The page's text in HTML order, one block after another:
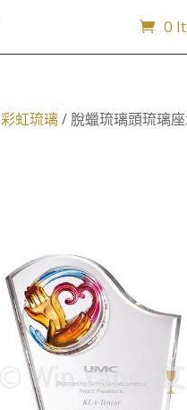
0
彩虹琉璃/ 脫蠟琉璃頭琉璃